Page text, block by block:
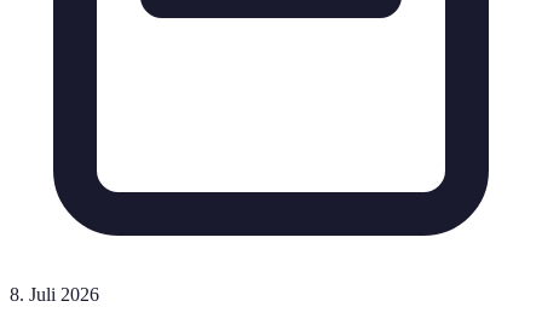
8. Juli 2026